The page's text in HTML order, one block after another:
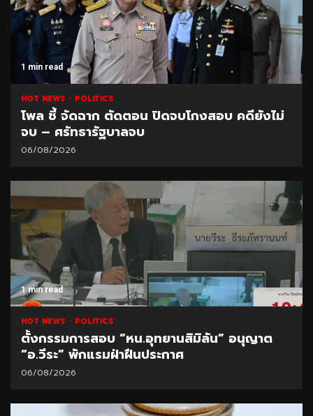
1 min read
HOT NEWS POLITICS
โพล ชี้ จัดฉาก ตัดตอน ปิดจบโกงสอบ คดียังไม่
จบ – ศรัทธารัฐบาลจบ
06/08/2026
1 min read
HOT NEWS POLITICS
ตั้งกรรมการสอบ “หน.อุทยานสิมิลัน” อนุญาต
“อ.วีระ” พักแรมฝ่าฝืนประกาศ
06/08/2026